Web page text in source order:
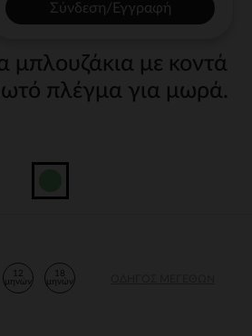
Σύνδεση/Εγγραφή
μπλουζάκια με κοντά
πλέγμα για μωρά.
12
μηνών
18
μηνών